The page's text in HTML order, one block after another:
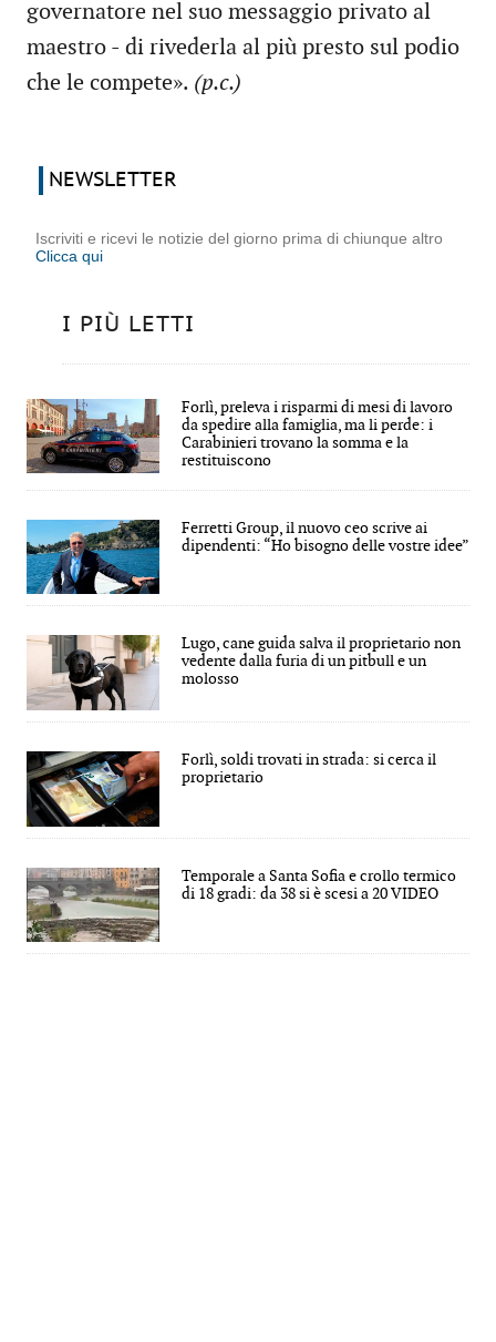
governatore nel suo messaggio privato al
maestro - di rivederla al più presto sul podio
che le compete». (p.c.)
NEWSLETTER
Iscriviti e ricevi le notizie del giorno prima di chiunque altro
Clicca qui
I PIÙ LETTI
Forlì, preleva i risparmi di mesi di lavoro
da spedire alla famiglia, ma li perde: i
Carabinieri trovano la somma e la
restituiscono
Ferretti Group, il nuovo ceo scrive ai
dipendenti: “Ho bisogno delle vostre idee”
Lugo, cane guida salva il proprietario non
vedente dalla furia di un pitbull e un
molosso
Forlì, soldi trovati in strada: si cerca il
proprietario
Temporale a Santa Sofia e crollo termico
di 18 gradi: da 38 si è scesi a 20 VIDEO